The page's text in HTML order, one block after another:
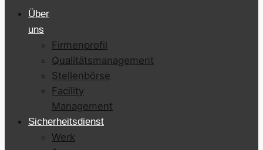
Über
uns
Firmenprofil
Qualitätsmanagement
Stellenbörse
Facility
Management
Sicherheitsdienst
Werk